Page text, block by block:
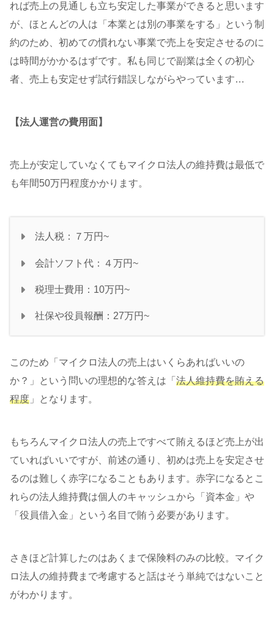
れば売上の見通しも立ち安定した事業ができると思います
が、ほとんどの人は「本業とは別の事業をする」という制
約のため、初めての慣れない事業で売上を安定させるのに
は時間がかかるはずです。私も同じで副業は全くの初心
者、売上も安定せず試行錯誤しながらやっています…
【法人運営の費用面】
売上が安定していなくてもマイクロ法人の維持費は最低で
も年間50万円程度かかります。
法人税：７万円~
会計ソフト代：４万円~
税理士費用：10万円~
社保や役員報酬：27万円~
このため「マイクロ法人の売上はいくらあればいいの
か？」という問いの理想的な答えは「 法人維持費を賄える
程度 」となります。
もちろんマイクロ法人の売上ですべて賄えるほど売上が出
ていればいいですが、前述の通り、初めは売上を安定させ
るのは難しく赤字になることもあります。赤字になるとこ
れらの法人維持費は個人のキャッシュから「資本金」や
「役員借入金」という名目で賄う必要があります。
さきほど計算したのはあくまで保険料のみの比較。マイク
ロ法人の維持費まで考慮すると話はそう単純ではないこと
がわかります。